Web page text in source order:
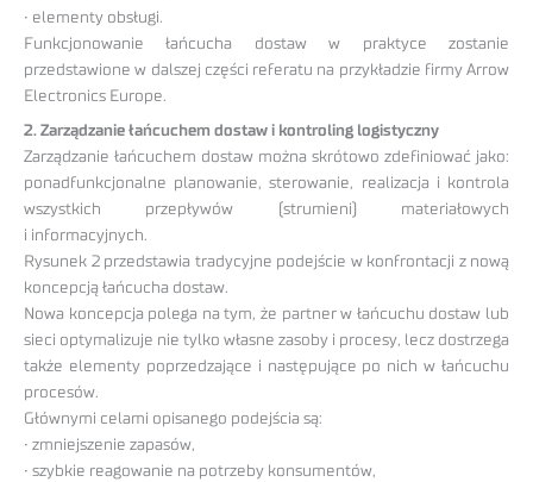
• elementy obsługi.
Funkcjonowanie łańcucha dostaw w praktyce zostanie
przedstawione w dalszej części referatu na przykładzie firmy Arrow
Electronics Europe.
2. Zarządzanie łańcuchem dostaw i kontroling logistyczny
Zarządzanie łańcuchem dostaw można skrótowo zdefiniować jako:
ponadfunkcjonalne planowanie, sterowanie, realizacja i kontrola
wszystkich przepływów (strumieni) materiałowych
i informacyjnych.
Rysunek 2 przedstawia tradycyjne podejście w konfrontacji z nową
koncepcją łańcucha dostaw.
Nowa koncepcja polega na tym, że partner w łańcuchu dostaw lub
sieci optymalizuje nie tylko własne zasoby i procesy, lecz dostrzega
także elementy poprzedzające i następujące po nich w łańcuchu
procesów.
Głównymi celami opisanego podejścia są:
• zmniejszenie zapasów,
• szybkie reagowanie na potrzeby konsumentów,